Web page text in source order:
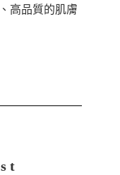
高品質的肌膚